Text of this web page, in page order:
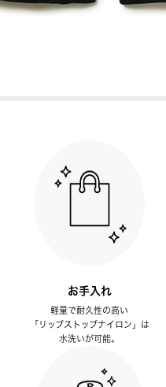
お手入れ
軽量で耐久性の高い
「リップストップナイロン」は
水洗いが可能。